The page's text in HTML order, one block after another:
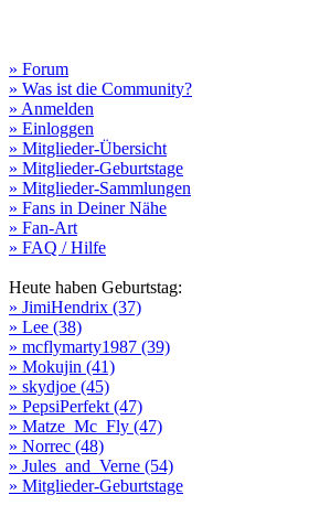
» Forum
» Was ist die Community?
» Anmelden
» Einloggen
» Mitglieder-Übersicht
» Mitglieder-Geburtstage
» Mitglieder-Sammlungen
» Fans in Deiner Nähe
» Fan-Art
» FAQ / Hilfe
Heute haben Geburtstag:
» JimiHendrix (37)
» Lee (38)
» mcflymarty1987 (39)
» Mokujin (41)
» skydjoe (45)
» PepsiPerfekt (47)
» Matze_Mc_Fly (47)
» Norrec (48)
» Jules_and_Verne (54)
» Mitglieder-Geburtstage